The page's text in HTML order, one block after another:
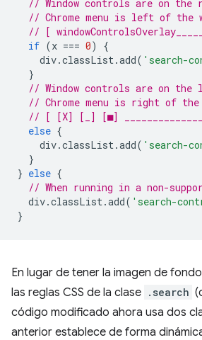
// Window controls are on
// Chrome menu is left of the
// [
if (x === 0)
{
div.classList.add( 'search-
}
// Window controls are on
// Chrome menu is right of
// [ [X] [_] [■]
else {
div.classList.add( 'search-
}
} else {
// When running in a non-
div.classList.add( 'search-
}
En lugar de tener la imagen de
las reglas CSS de la clase .search
código modificado ahora usa dos
anterior establece de forma